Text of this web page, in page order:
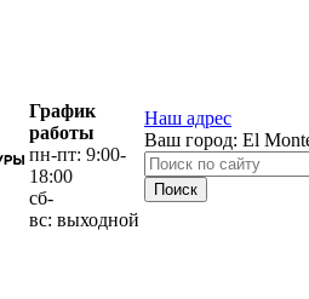
График
работы
пн-пт: 9:00-
18:00
сб-
вс: выходной
Наш адрес
Ваш город: El